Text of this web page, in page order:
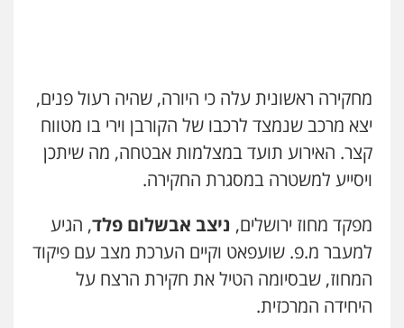
פלילי משפחה
503456449
עו"ד איהאב ג'לג'ולי
פלילי מעצרים וחקירות עורכי דין לענייני
0505216700
אייל בן שושן, עורך דין פלילי
מעצרים וחקירות פשיעה חמורה
נוער
מחקירה ראשונית עלה כי היורה, שהיה רעול פנים,
יצא מרכב שנמצד לרכבו של הקורבן וירי בו מטווח
קצר. האירוע תועד במצלמות אבטחה, מה שיתכן
ויסייע למשטרה במסגרת החקירה.
מפקד מחוז ירושלים, ניצב אבשלום פלד, הגיע
למעבר מ.פ. שועפאט וקיים הערכת מצב עם פיקוד
המחוז, שבסיומה הטיל את חקירת הרצח על
היחידה המרכזית.
קורל קרוז – עורך דין פלילי
משפט פלילי
0545437431
עו"ד עלי סעדי
פלילי פשיעה חמורה ליווי וייצוג בחקירות
ומעצרים
0508824984
עו"ד תומר בנישתי